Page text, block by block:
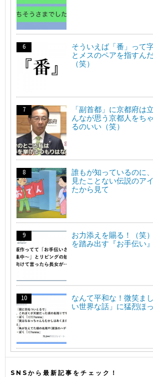
そういえば「番」って
とメスのペアを指すん
（笑）
「副首都」に京都府は
んなが思う京都人をち
るのいい（笑）
誰もが知っているのに
見たことない伝説のア
たから見て
お力添えを賜る！（笑
を踏み出す『お手伝い
なんて平和な！微笑ま
い世界な話」に猛烈ほ
SNSから最新記事をチェック！